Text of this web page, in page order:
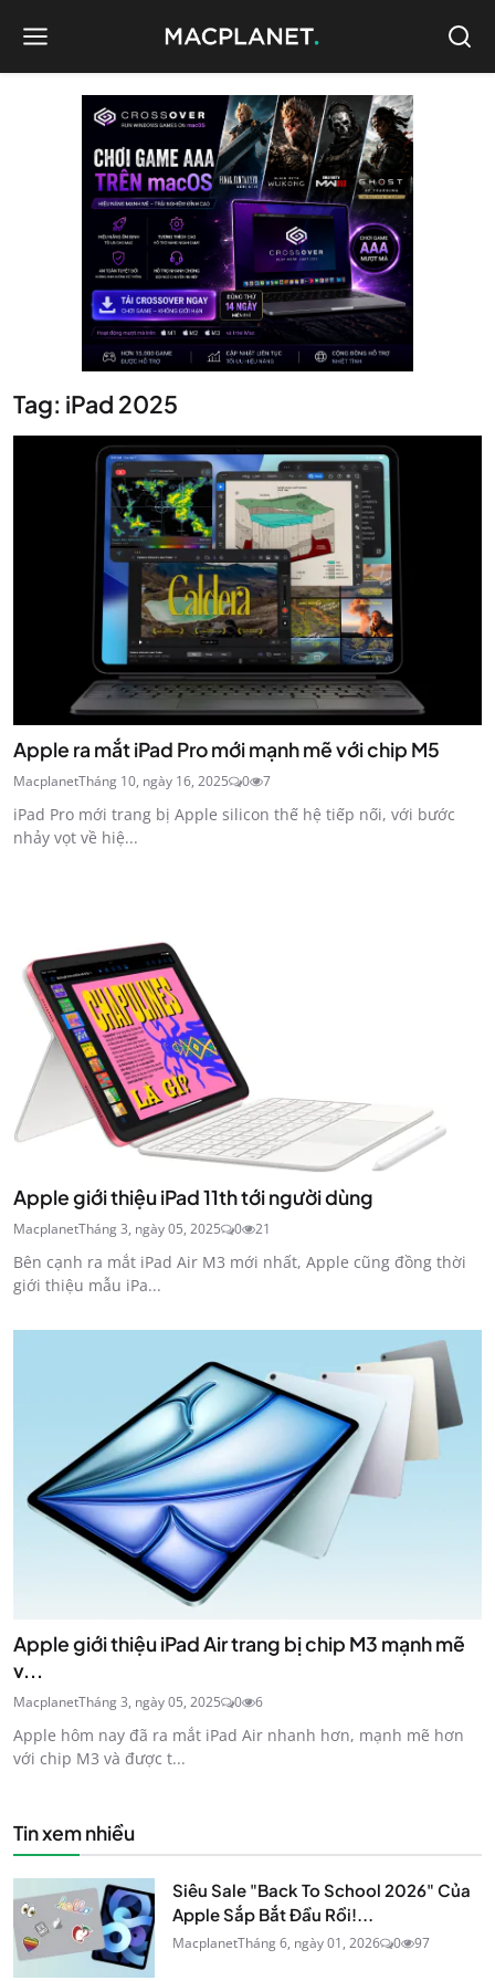
Tag: iPad 2025
Apple ra mắt iPad Pro mới mạnh mẽ với chip M5
MacplanetTháng 10, ngày 16, 2025 0 7
iPad Pro mới trang bị Apple silicon thế hệ tiếp nối, với bước
nhảy vọt về hiệ...
Apple giới thiệu iPad 11th tới người dùng
MacplanetTháng 3, ngày 05, 2025 0 21
Bên cạnh ra mắt iPad Air M3 mới nhất, Apple cũng đồng thời
giới thiệu mẫu iPa...
Apple giới thiệu iPad Air trang bị chip M3 mạnh mẽ
v...
MacplanetTháng 3, ngày 05, 2025 0 6
Apple hôm nay đã ra mắt iPad Air nhanh hơn, mạnh mẽ hơn
với chip M3 và được t...
Tin xem nhiều
Siêu Sale "Back To School 2026" Của
Apple Sắp Bắt Đầu Rồi!...
MacplanetTháng 6, ngày 01, 2026 0 97